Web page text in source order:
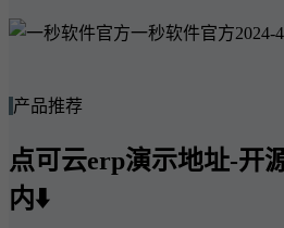
一秒软件官方2024-
产品推荐
点可云erp演示地址-开
内⬇️